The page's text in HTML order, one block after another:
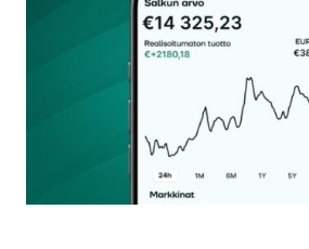
Nimesi tai nimimerkkisi
Sähköpostiosoitteesi